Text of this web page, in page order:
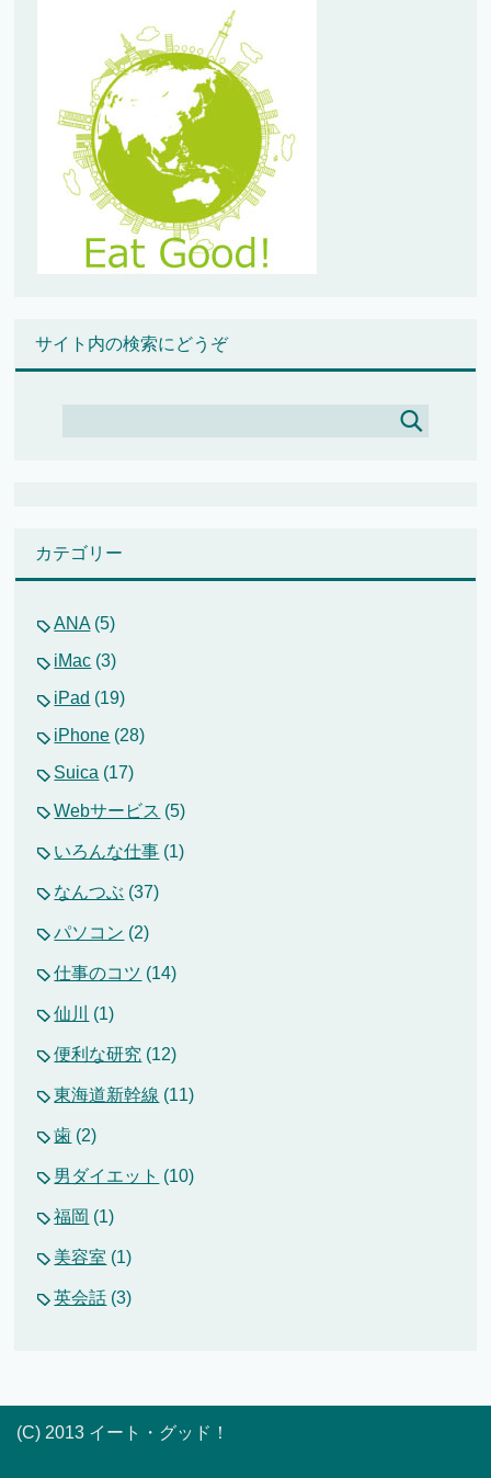
サイト内の検索にどうぞ
カテゴリー
ANA (5)
iMac (3)
iPad (19)
iPhone (28)
Suica (17)
Webサービス (5)
いろんな仕事 (1)
なんつぶ (37)
パソコン (2)
仕事のコツ (14)
仙川 (1)
便利な研究 (12)
東海道新幹線 (11)
歯 (2)
男ダイエット (10)
福岡 (1)
美容室 (1)
英会話 (3)
(C) 2013 イート・グッド！